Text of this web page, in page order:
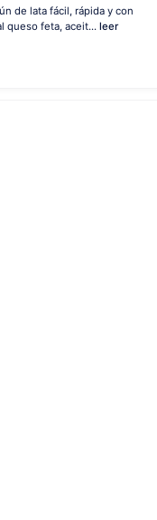
de lata fácil, rápida y con
queso feta, aceit... leer